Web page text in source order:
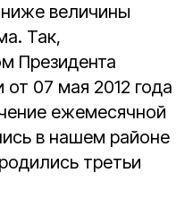
величины
Так,
Президента
07 мая 2012 года
ежемесячной
в нашем районе
третьи